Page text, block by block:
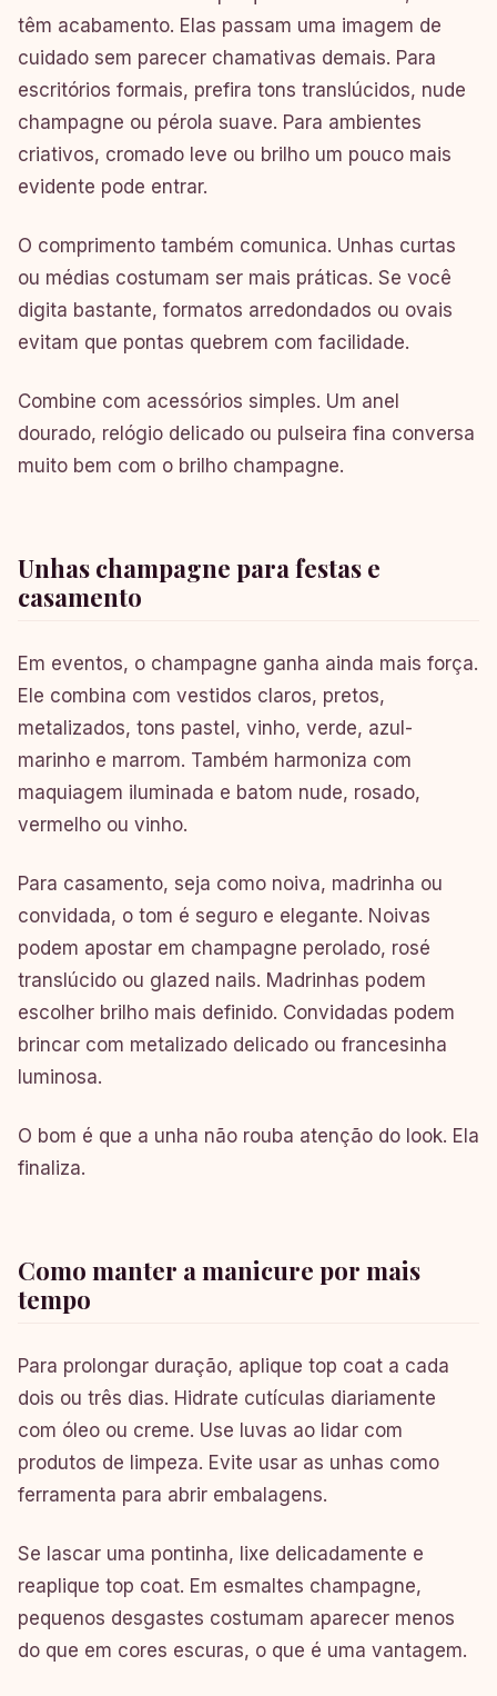
têm acabamento. Elas passam uma imagem de
cuidado sem parecer chamativas demais. Para
escritórios formais, prefira tons translúcidos, nude
champagne ou pérola suave. Para ambientes
criativos, cromado leve ou brilho um pouco mais
evidente pode entrar.
O comprimento também comunica. Unhas curtas
ou médias costumam ser mais práticas. Se você
digita bastante, formatos arredondados ou ovais
evitam que pontas quebrem com facilidade.
Combine com acessórios simples. Um anel
dourado, relógio delicado ou pulseira fina conversa
muito bem com o brilho champagne.
Unhas champagne para festas e
casamento
Em eventos, o champagne ganha ainda mais força.
Ele combina com vestidos claros, pretos,
metalizados, tons pastel, vinho, verde, azul-
marinho e marrom. Também harmoniza com
maquiagem iluminada e batom nude, rosado,
vermelho ou vinho.
Para casamento, seja como noiva, madrinha ou
convidada, o tom é seguro e elegante. Noivas
podem apostar em champagne perolado, rosé
translúcido ou glazed nails. Madrinhas podem
escolher brilho mais definido. Convidadas podem
brincar com metalizado delicado ou francesinha
luminosa.
O bom é que a unha não rouba atenção do look. Ela
finaliza.
Como manter a manicure por mais
tempo
Para prolongar duração, aplique top coat a cada
dois ou três dias. Hidrate cutículas diariamente
com óleo ou creme. Use luvas ao lidar com
produtos de limpeza. Evite usar as unhas como
ferramenta para abrir embalagens.
Se lascar uma pontinha, lixe delicadamente e
reaplique top coat. Em esmaltes champagne,
pequenos desgastes costumam aparecer menos
do que em cores escuras, o que é uma vantagem.